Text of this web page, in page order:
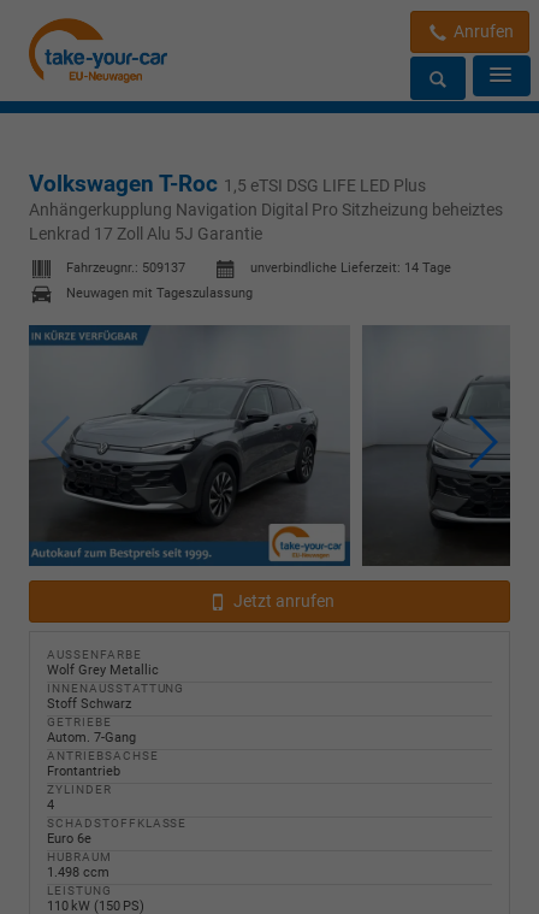
Anrufen
Volkswagen T-Roc 1,5 eTSI DSG LIFE LED Plus
Anhängerkupplung Navigation Digital Pro Sitzheizung beheiztes
Lenkrad 17 Zoll Alu 5J Garantie
Fahrzeugnr.: 509137 unverbindliche Lieferzeit: 14 Tage
Neuwagen mit Tageszulassung
Jetzt anrufen
AUSSENFARBE
Wolf Grey Metallic
INNENAUSSTATTUNG
Stoff Schwarz
GETRIEBE
Autom. 7-Gang
ANTRIEBSACHSE
Frontantrieb
ZYLINDER
4
SCHADSTOFFKLASSE
Euro 6e
HUBRAUM
1.498 ccm
LEISTUNG
110 kW (150 PS)